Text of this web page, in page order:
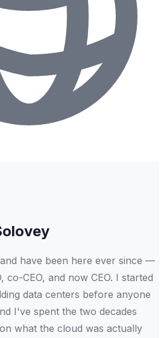
have been here ever since —
CEO, and now CEO. I started
data centers before anyone
I've spent the two decades
what the cloud was actually